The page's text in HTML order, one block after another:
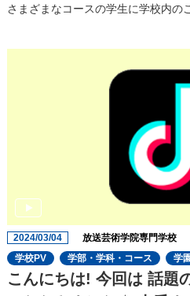
さまざまなコースの学生に学校内の
2024/03/04 放送芸術学院専門学校
学校PV
学部・学科・コース 学
こんにちは! 今回は 話題